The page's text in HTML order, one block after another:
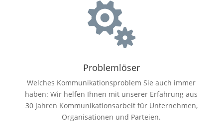

Problemlöser
Welches Kommunikationsproblem Sie auch immer
haben: Wir helfen Ihnen mit unserer Erfahrung aus
30 Jahren Kommunikationsarbeit für Unternehmen,
Organisationen und Parteien.